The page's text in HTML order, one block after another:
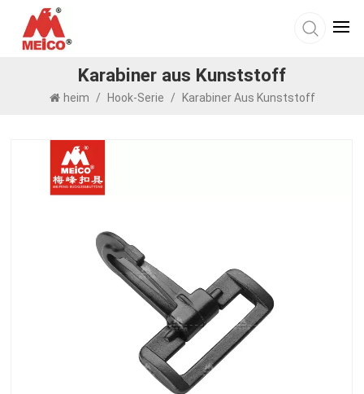
Karabiner aus Kunststoff
heim / Hook-Serie / Karabiner Aus Kunststoff